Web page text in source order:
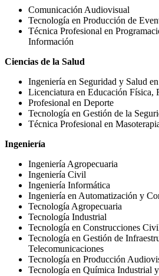
Comunicación Audiovisual
Tecnología en Producción de
Técnica Profesional en
Información
Ciencias de la Salud
Ingeniería en Seguridad y Salud
Licenciatura en Educación Física,
Profesional en Deporte
Tecnología en Gestión de la
Técnica Profesional en
Ingeniería
Ingeniería Agropecuaria
Ingeniería Civil
Ingeniería Informática
Ingeniería en Automatización y
Tecnología Agropecuaria
Tecnología Industrial
Tecnología en Construcciones
Tecnología en Gestión de
Telecomunicaciones
Tecnología en Producción
Tecnología en Química Industrial